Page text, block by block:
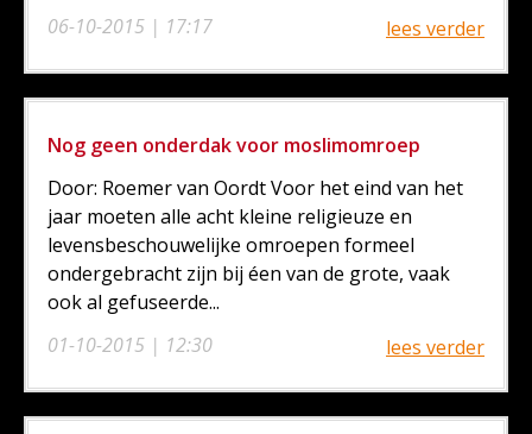
06-10-2015 | 17:17
lees verder
Nog geen onderdak voor moslimomroep
01-10-2015 | 12:30
Door: Roemer van Oordt Voor het eind van het
jaar moeten alle acht kleine religieuze en
levensbeschouwelijke omroepen formeel
ondergebracht zijn bij éen van de grote, vaak
ook al gefuseerde...
lees verder